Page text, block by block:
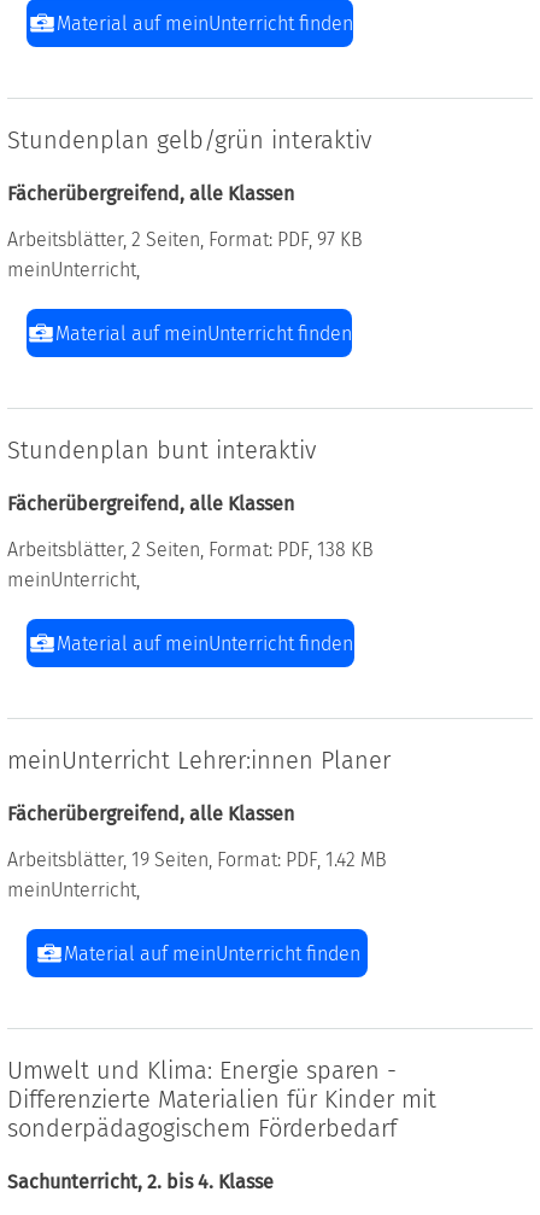
Material auf meinUnterricht finden
Stundenplan gelb/grün interaktiv
Fächerübergreifend, alle Klassen
Arbeitsblätter, 2 Seiten, Format: PDF, 97 KB
meinUnterricht,
Material auf meinUnterricht finden
Stundenplan bunt interaktiv
Fächerübergreifend, alle Klassen
Arbeitsblätter, 2 Seiten, Format: PDF, 138 KB
meinUnterricht,
Material auf meinUnterricht finden
meinUnterricht Lehrer:innen Planer
Fächerübergreifend, alle Klassen
Arbeitsblätter, 19 Seiten, Format: PDF, 1.42 MB
meinUnterricht,
Material auf meinUnterricht finden
Umwelt und Klima: Energie sparen -
Differenzierte Materialien für Kinder mit
sonderpädagogischem Förderbedarf
Sachunterricht, 2. bis 4. Klasse